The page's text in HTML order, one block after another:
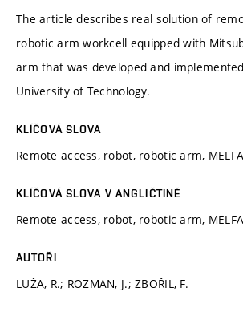
The article describes real solution of
robotic arm workcell equipped with
arm that was developed and
University of Technology.
KLÍČOVÁ SLOVA
Remote access, robot, robotic arm,
KLÍČOVÁ SLOVA V ANGLIČTINĚ
Remote access, robot, robotic arm,
AUTOŘI
LUŽA, R.; ROZMAN, J.; ZBOŘIL, F.